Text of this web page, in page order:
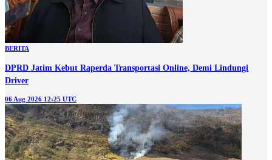
BERITA
DPRD Jatim Kebut Raperda Transportasi Online, Demi Lindungi
Driver
06 Aug 2026 12:25 UTC